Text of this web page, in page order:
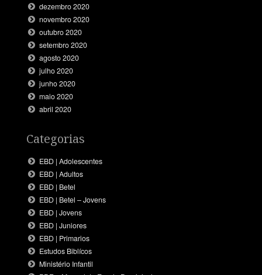
dezembro 2020
novembro 2020
outubro 2020
setembro 2020
agosto 2020
julho 2020
junho 2020
maio 2020
abril 2020
Categorias
EBD | Adolescentes
EBD | Adultos
EBD | Betel
EBD | Betel – Jovens
EBD | Jovens
EBD | Juniores
EBD | Primarios
Estudos Biblícos
Ministério Infantil